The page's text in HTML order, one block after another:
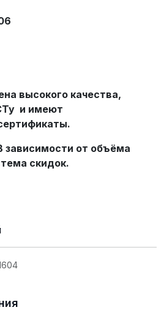
высокого качества,
и имеют
от объёма
скидок.